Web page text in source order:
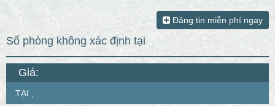
Đăng tin miễn phí ngay
số phòng không xác định tại
Giá:
TẠI ,